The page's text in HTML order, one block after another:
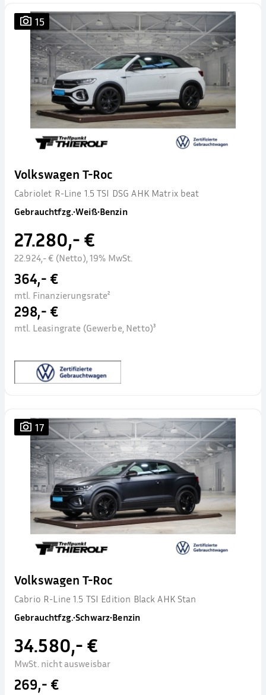
15
Volkswagen T-Roc
Cabriolet R-Line 1.5 TSI DSG AHK Matrix beat
Gebrauchtfzg.•Weiß•Benzin
27.280,- €
22.924,- € (Netto), 19% MwSt.
364,- €
mtl. Finanzierungsrate²
298,- €
mtl. Leasingrate (Gewerbe, Netto)³
17
Volkswagen T-Roc
Cabrio R-Line 1.5 TSI Edition Black AHK Stan
Gebrauchtfzg.•Schwarz•Benzin
34.580,- €
MwSt. nicht ausweisbar
269,- €